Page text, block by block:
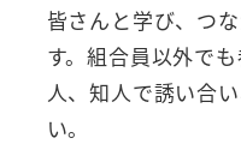
皆さんと学び、つ
す。組合員以外で
人、知人で誘い合
い。